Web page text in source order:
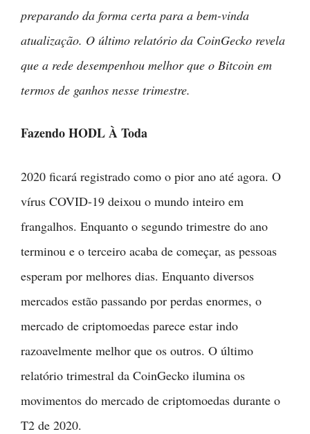
preparando da forma certa para a bem-vinda
atualização. O último relatório da CoinGecko revela
que a rede desempenhou melhor que o Bitcoin em
termos de ganhos nesse trimestre.
Fazendo HODL À Toda
2020 ficará registrado como o pior ano até agora. O
vírus COVID-19 deixou o mundo inteiro em
frangalhos. Enquanto o segundo trimestre do ano
terminou e o terceiro acaba de começar, as pessoas
esperam por melhores dias. Enquanto diversos
mercados estão passando por perdas enormes, o
mercado de criptomoedas parece estar indo
razoavelmente melhor que os outros. O último
relatório trimestral da CoinGecko ilumina os
movimentos do mercado de criptomoedas durante o
T2 de 2020.